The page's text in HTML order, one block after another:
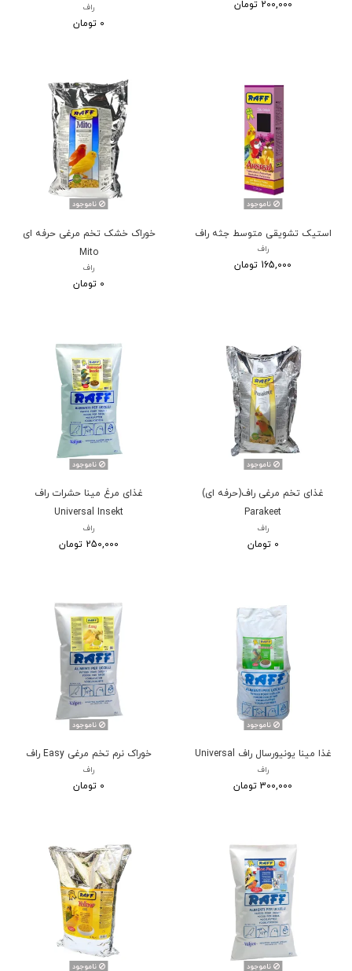
200,000 تومان راف
0 تومان
ناموجود
استیک تشویقی متوسط جثه راف
راف
165,000 تومان
ناموجود
خوراک خشک تخم مرغی حرفه ای
Mito
راف
0 تومان
ناموجود
غذای تخم مرغی راف(حرفه ای)
Parakeet
راف
0 تومان
ناموجود
غذای مرغ مینا حشرات راف
Universal Insekt
راف
250,000 تومان
ناموجود
غذا مینا یونیورسال راف Universal
راف
300,000 تومان
ناموجود
خوراک نرم تخم مرغی Easy راف
راف
0 تومان
ناموجود ناموجود